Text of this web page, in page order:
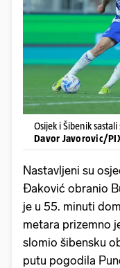
Osijek i Šibenik
Davor Javorovic/
Nastavljeni su
Đaković obranio
je u 55. minuti
metara prizemno
slomio šibensku
putu pogodila